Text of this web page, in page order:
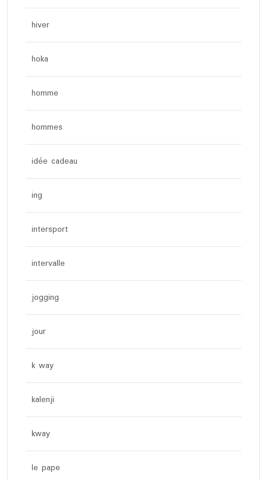
hiver
hoka
homme
hommes
idée cadeau
ing
intersport
intervalle
jogging
jour
k way
kalenji
kway
le pape